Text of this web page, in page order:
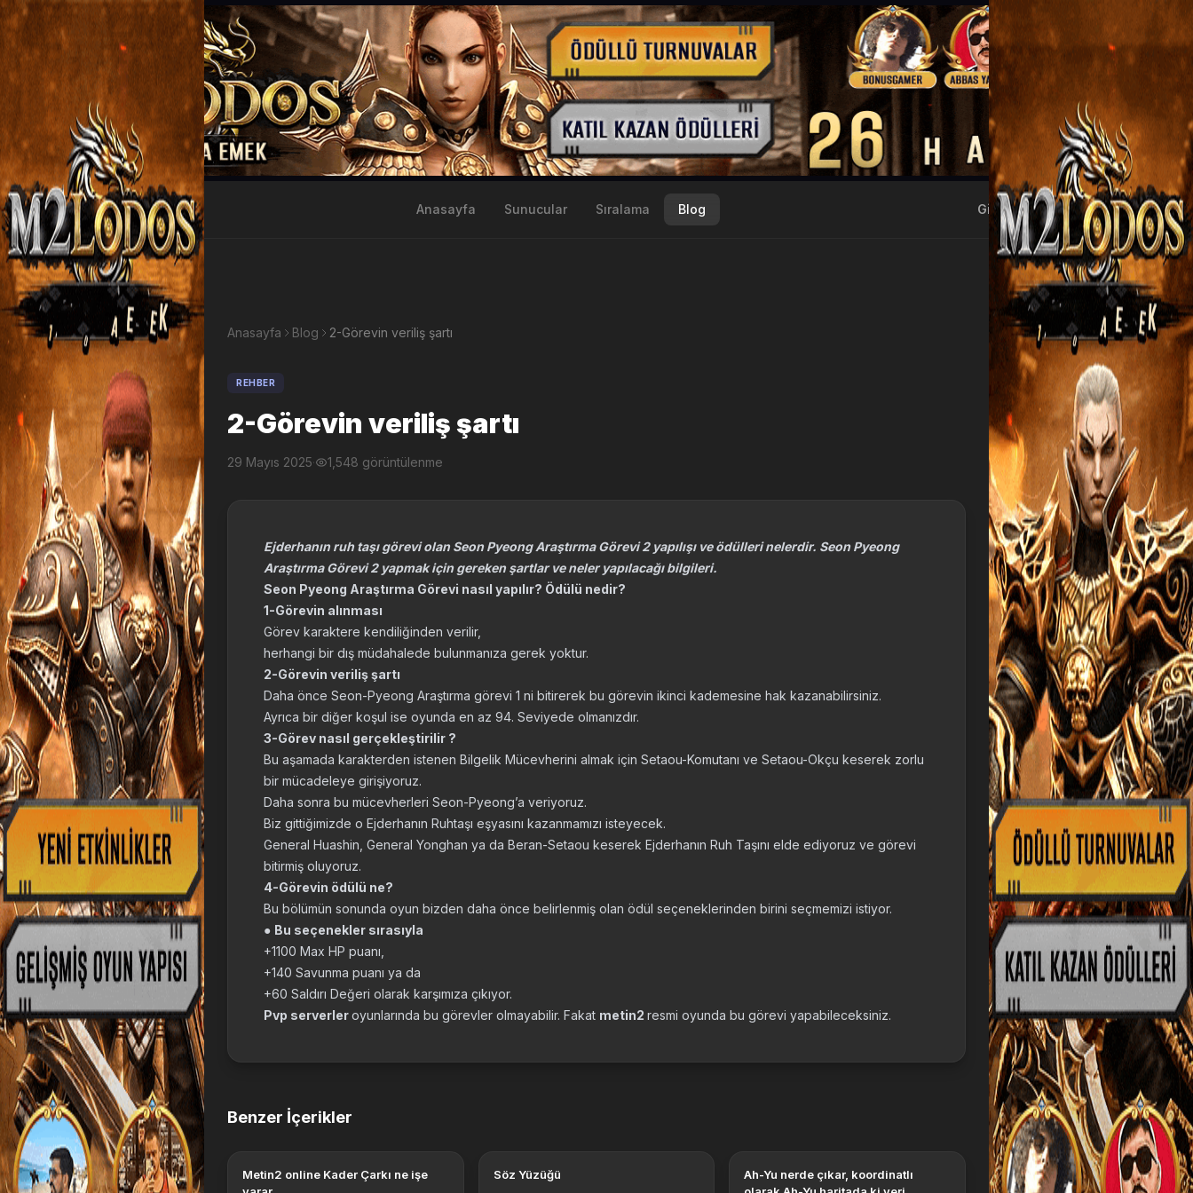
EP Kazan Anasayfa Sunucular Sıralama Blog Giriş Yap Kayıt Ol
Anasayfa Blog 2-Görevin veriliş şartı
REHBER
2-Görevin veriliş şartı
29 Mayıs 2025· 1,548 görüntülenme
Ejderhanın ruh taşı görevi olan Seon Pyeong Araştırma Görevi 2 yapılışı ve ödülleri nelerdir. Seon Pyeong
Araştırma Görevi 2 yapmak için gereken şartlar ve neler yapılacağı bilgileri.
Seon Pyeong Araştırma Görevi nasıl yapılır? Ödülü nedir?
1-Görevin alınması
Görev karaktere kendiliğinden verilir,
herhangi bir dış müdahalede bulunmanıza gerek yoktur.
2-Görevin veriliş şartı
Daha önce Seon-Pyeong Araştırma görevi 1 ni bitirerek bu görevin ikinci kademesine hak kazanabilirsiniz.
Ayrıca bir diğer koşul ise oyunda en az 94. Seviyede olmanızdır.
3-Görev nasıl gerçekleştirilir ?
Bu aşamada karakterden istenen Bilgelik Mücevherini almak için Setaou-Komutanı ve Setaou-Okçu keserek zorlu
bir mücadeleye girişiyoruz.
Daha sonra bu mücevherleri Seon-Pyeong’a veriyoruz.
Biz gittiğimizde o Ejderhanın Ruhtaşı eşyasını kazanmamızı isteyecek.
General Huashin, General Yonghan ya da Beran-Setaou keserek Ejderhanın Ruh Taşını elde ediyoruz ve görevi
bitirmiş oluyoruz.
4-Görevin ödülü ne?
Bu bölümün sonunda oyun bizden daha önce belirlenmiş olan ödül seçeneklerinden birini seçmemizi istiyor.
● Bu seçenekler sırasıyla
+1100 Max HP puanı,
+140 Savunma puanı ya da
+60 Saldırı Değeri olarak karşımıza çıkıyor.
Pvp serverleroyunlarında bu görevler olmayabilir. Fakat metin2 resmi oyunda bu görevi yapabileceksiniz.
Benzer İçerikler
Metin2 online Kader Çarkı ne işe
Söz Yüzüğü
Ah-Yu nerde çıkar, koordinatlı